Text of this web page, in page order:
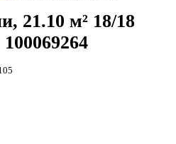
Боровое
21.10 м²